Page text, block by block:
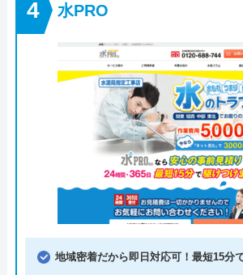
水PRO
地域密着だから即日対応可！最短15分